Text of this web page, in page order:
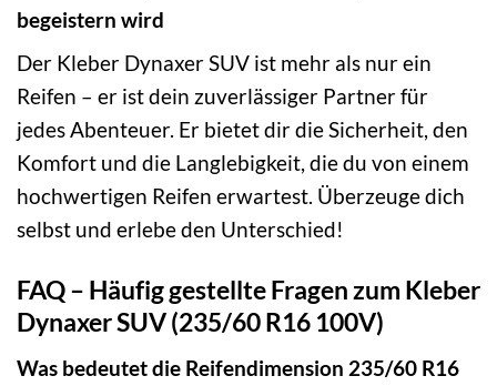
begeistern wird
Der Kleber Dynaxer SUV ist mehr als nur ein
Reifen – er ist dein zuverlässiger Partner für
jedes Abenteuer. Er bietet dir die Sicherheit, den
Komfort und die Langlebigkeit, die du von einem
hochwertigen Reifen erwartest. Überzeuge dich
selbst und erlebe den Unterschied!
FAQ – Häufig gestellte Fragen zum Kleber
Dynaxer SUV (235/60 R16 100V)
Was bedeutet die Reifendimension 235/60 R16